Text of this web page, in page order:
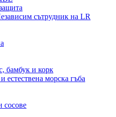
сътрудник на LR
бамбук и корк
естествена морска гъба
сосове